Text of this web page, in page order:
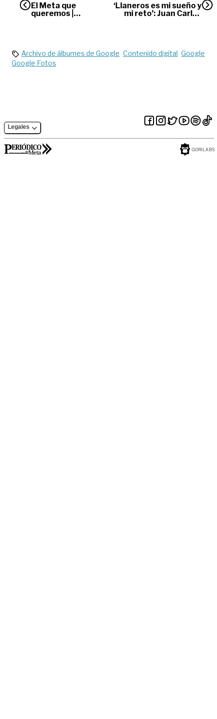
El Meta que
queremos |
‘Llaneros es mi sueño y
mi reto’: Juan Carlos
Archivo de álbumes de Google Contenido digital Google
Google Fotos
Legales
GORILABS